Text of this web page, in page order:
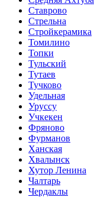
Ставрово
Стрельна
Стройкерамика
Томилино
Топки
Тульский
Тутаев
Тучково
Удельная
Уруссу
Учкекен
Фряново
Фурманов
Ханская
Хвалынск
Хутор Ленина
Чалтарь
Чердаклы